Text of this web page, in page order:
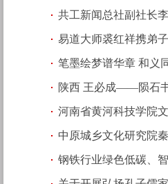
共工新闻总社副社长
易道大师裘红祥携弟
笔墨绘梦谱华章 和义
陕西 王必成——陨石
河南省黄河科技学院
(2025.12.30 13:56)
中原城乡文化研究院
(2025.12.19 21:09)
钢铁行业绿色低碳、